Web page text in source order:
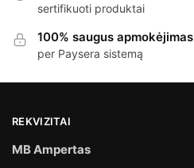
sertifikuoti produktai
100% saugus apmokėjimas
per Paysera sistemą
REKVIZITAI
MB Ampertas